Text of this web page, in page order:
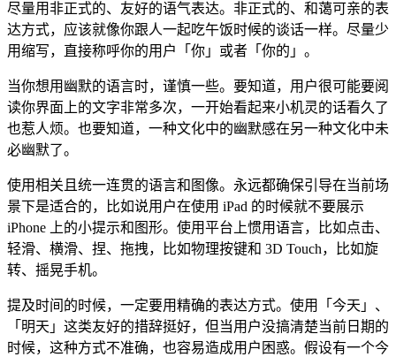
尽量用非正式的、友好的语气表达。非正式的、和蔼可亲的表
达方式，应该就像你跟人一起吃午饭时候的谈话一样。尽量少
用缩写，直接称呼你的用户「你」或者「你的」。
当你想用幽默的语言时，谨慎一些。要知道，用户很可能要阅
读你界面上的文字非常多次，一开始看起来小机灵的话看久了
也惹人烦。也要知道，一种文化中的幽默感在另一种文化中未
必幽默了。
使用相关且统一连贯的语言和图像。永远都确保引导在当前场
景下是适合的，比如说用户在使用 iPad 的时候就不要展示
iPhone 上的小提示和图形。使用平台上惯用语言，比如点击、
轻滑、横滑、捏、拖拽，比如物理按键和 3D Touch，比如旋
转、摇晃手机。
提及时间的时候，一定要用精确的表达方式。使用「今天」、
「明天」这类友好的措辞挺好，但当用户没搞清楚当前日期的
时候，这种方式不准确，也容易造成用户困惑。假设有一个今